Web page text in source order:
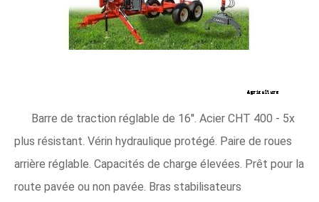
Barre de traction réglable de 16''. Acier CHT 400 - 5x
plus résistant. Vérin hydraulique protégé. Paire de roues
arrière réglable. Capacités de charge élevées. Prêt pour la
route pavée ou non pavée. Bras stabilisateurs